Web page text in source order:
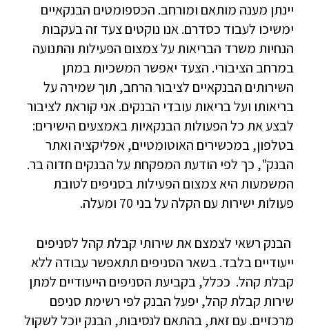
יינתן מענה מותאם ומורחב. הכספומטים הבנקאיים
ימשיכו לעבוד כסדרם. אנו נוקטים צעד זה בעקבות
הנחיות משרד הבריאות על צמצום הפעילות והתנועה
במרחב הציבורי. הצעד יאפשר המשכיות במתן
השירותים הבנקאיים לציבור הרחב, תוך שמירה על
בריאותו ועל בריאות עובדי הבנקים. אני קוראת לציבור
לבצע את כל הפעולות הבנקאיות באמצעים הישירים:
בטלפון, במכשירים האוטומטיים, אפליקציה ואתר
הבנק", כך לפי הודעת המפקחת על הבנקים חדוה בר.
המשמעות היא צמצום הפעילות בסניפים לטובת
פעולות ישירות עם הקלה על בני 70 ומעלה.
הבנק רשאי לצמצם את שירותי קבלת קהל לסניפים
ייעודיים בלבד. בשאר הסניפים תתאפשר עבודה ללא
קבלת קהל. ככלל, בקביעת הסניפים הייעודיים למתן
שירות קבלת קהל, יפעל הבנק לפי רשימת סניפם
מרכזיים. עם זאת, בהתאם לנסיבות, הבנק יוכל לשקול